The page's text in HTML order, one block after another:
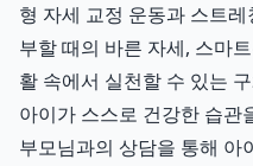
형 자세 교정 운동과 스트
부할 때의 바른 자세, 스마
활 속에서 실천할 수 있는
아이가 스스로 건강한 습관
부모님과의 상담을 통해 아